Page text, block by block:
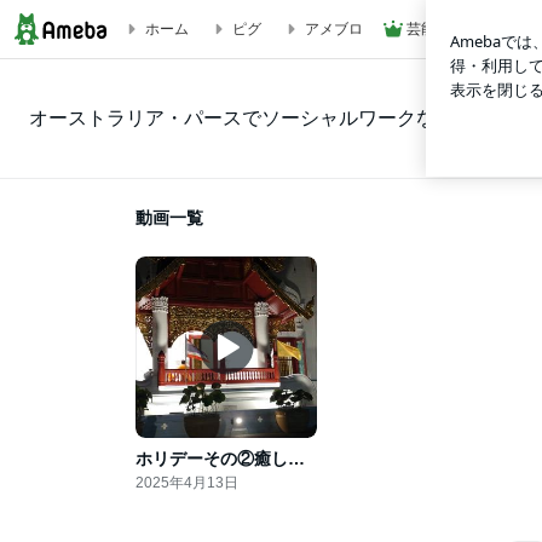
動画一覧｜オーストラリア・パースでソーシャルワークな日々
ホーム ピグ アメブロ 芸能人ブログ
オーストラリア・パースでソーシャルワークな日々
動画一覧
ホリデーその②癒しのタイ旅(プーケットとチェンマイ)
2025年4月13日